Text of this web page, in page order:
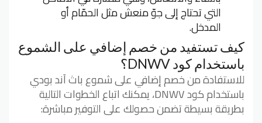
التي تحتاج إلى جوّ منعش مثل الحمّام أو
المدخل.
كيف تستفيد من خصم إضافي على الشموع
باستخدام كود DNWV؟
للاستفادة من خصم إضافي على شموع باث آند بودي
باستخدام كود DNWV، يمكنك اتباع الخطوات التالية
بطريقة بسيطة تضمن حصولك على التوفير مباشرة: